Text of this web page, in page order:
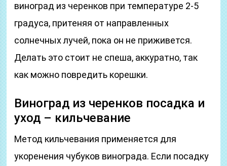
виноград из черенков при температуре 2-5
градуса, притеняя от направленных
солнечных лучей, пока он не приживется.
Делать это стоит не спеша, аккуратно, так
как можно повредить корешки.
Виноград из черенков посадка и
уход – кильчевание
Метод кильчевания применяется для
укоренения чубуков винограда. Если посадку